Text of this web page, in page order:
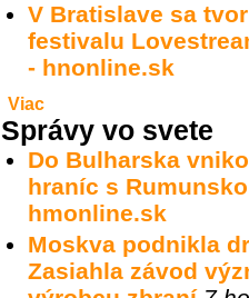
V Bratislave sa
festivalu
- hnonline.sk
Viac
Správy vo svete
Do Bulharska
hraníc s
hmonline.sk
Moskva podnikla
Zasiahla závod